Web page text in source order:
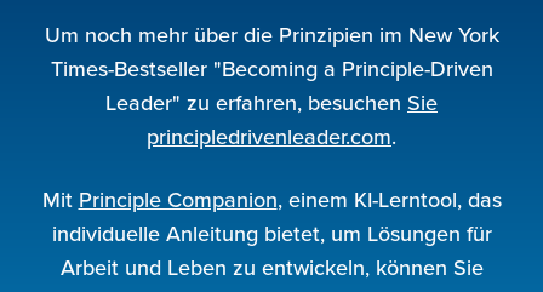
Um noch mehr über die Prinzipien im New York
Times-Bestseller "Becoming a Principle-Driven
Leader" zu erfahren, besuchen Sie
principledrivenleader.com.
Mit Principle Companion, einem KI-Lerntool, das
individuelle Anleitung bietet, um Lösungen für
Arbeit und Leben zu entwickeln, können Sie